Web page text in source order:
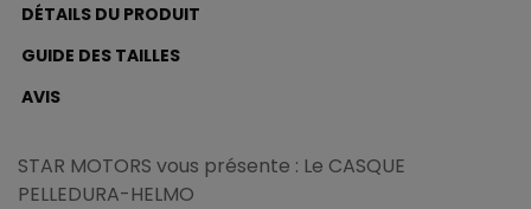
DÉTAILS DU PRODUIT
GUIDE DES TAILLES
AVIS
STAR MOTORS vous présente : Le CASQUE
PELLEDURA-HELMO